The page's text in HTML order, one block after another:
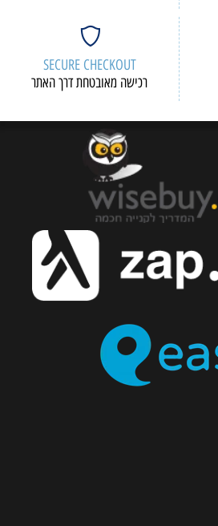
SECURE CHECKOUT
רכישה מאובטחת דרך האתר